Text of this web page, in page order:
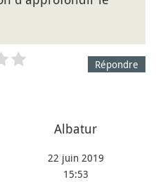
Répondre
Albatur
22 juin 2019
15:53